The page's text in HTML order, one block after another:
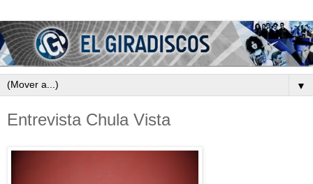
▼
Entrevista Chula Vista